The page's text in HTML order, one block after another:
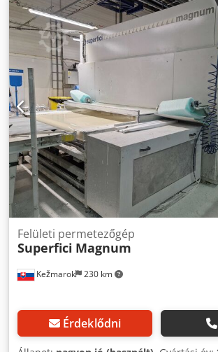
Kežmarok 230 km
Felületi permetezőgép
Superfici Magnum
Érdeklődni